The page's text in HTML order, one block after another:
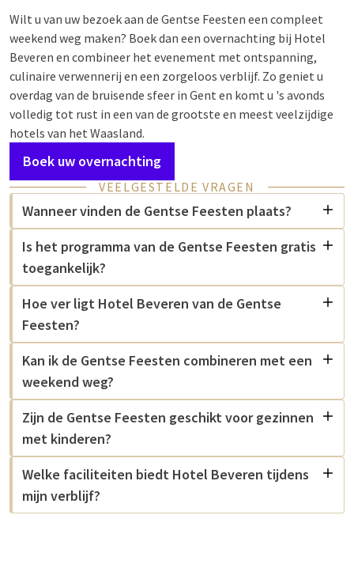
Wilt u van uw bezoek aan de Gentse Feesten een compleet
weekend weg maken? Boek dan een overnachting bij Hotel
Beveren en combineer het evenement met ontspanning,
culinaire verwennerij en een zorgeloos verblijf. Zo geniet u
overdag van de bruisende sfeer in Gent en komt u 's avonds
volledig tot rust in een van de grootste en meest veelzijdige
hotels van het Waasland.
Boek uw overnachting
VEELGESTELDE VRAGEN
Wanneer vinden de Gentse Feesten plaats?
Is het programma van de Gentse Feesten gratis
toegankelijk?
Hoe ver ligt Hotel Beveren van de Gentse
Feesten?
Kan ik de Gentse Feesten combineren met een
weekend weg?
Zijn de Gentse Feesten geschikt voor gezinnen
met kinderen?
Welke faciliteiten biedt Hotel Beveren tijdens
mijn verblijf?